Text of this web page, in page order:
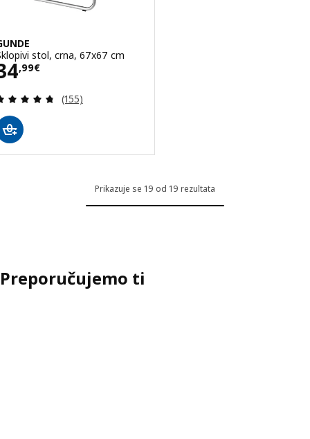
stol, crna, 67x67 cm
,99€ 34,99€
Revizija: 4.7 od 5 zvjezdica. Ukupno recenzija:
(155)
Prikazuje se 19 od 19 rezultata
Preporučujemo ti